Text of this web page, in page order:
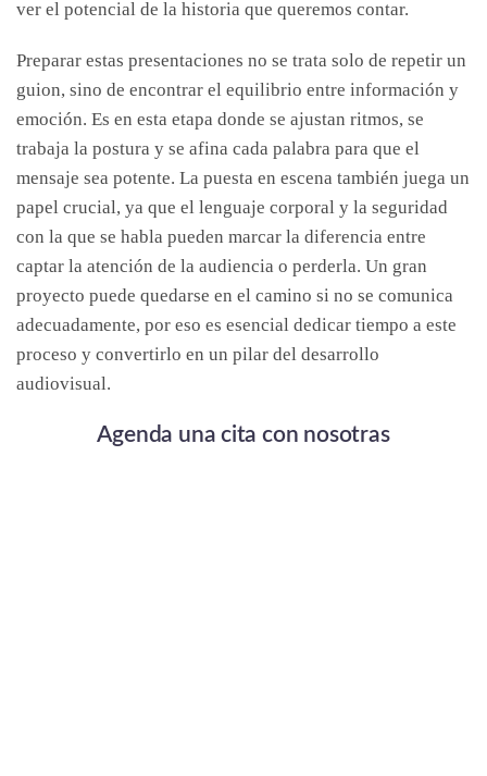
ver el potencial de la historia que queremos contar.
Preparar estas presentaciones no se trata solo de repetir un
guion, sino de encontrar el equilibrio entre información y
emoción. Es en esta etapa donde se ajustan ritmos, se
trabaja la postura y se afina cada palabra para que el
mensaje sea potente. La puesta en escena también juega un
papel crucial, ya que el lenguaje corporal y la seguridad
con la que se habla pueden marcar la diferencia entre
captar la atención de la audiencia o perderla. Un gran
proyecto puede quedarse en el camino si no se comunica
adecuadamente, por eso es esencial dedicar tiempo a este
proceso y convertirlo en un pilar del desarrollo
audiovisual.
Agenda una cita con nosotras